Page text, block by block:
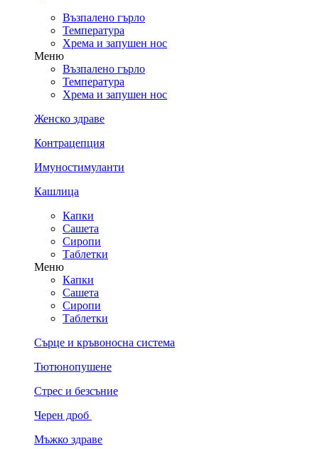
Възпалено гърло
Температура
Хрема и запушен нос
Меню
Възпалено гърло
Температура
Хрема и запушен нос
Женско здраве
Контрацепция
Имуностимуланти
Кашлица
Капки
Сашета
Сиропи
Таблетки
Меню
Капки
Сашета
Сиропи
Таблетки
Сърце и кръвоносна система
Тютюнопушене
Стрес и безсъние
Черен дроб
Мъжко здраве